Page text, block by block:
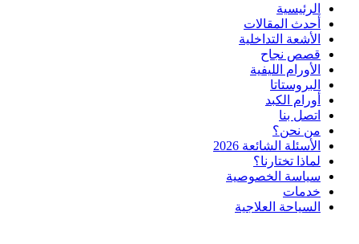
الرئيسية
أحدث المقالات
الأشعة التداخلية
قصص نجاح
الأورام الليفية
البروستاتا
أورام الكبد
اتصل بنا
من نحن؟
الأسئلة الشائعة 2026
لماذا تختارنا؟
سياسة الخصوصية
خدمات
السياحة العلاجية